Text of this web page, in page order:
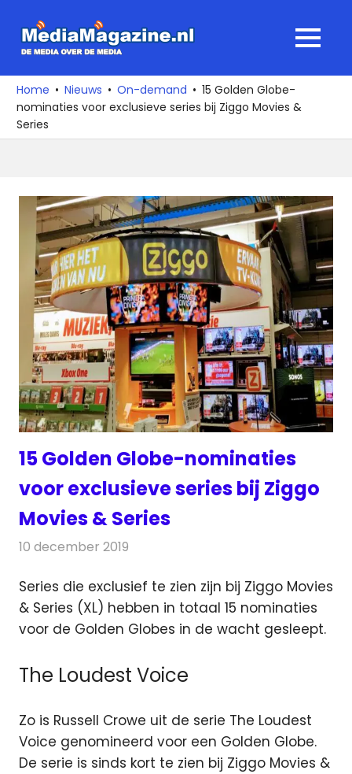
naar
media
over
de
media
MENU
Home Nieuws On-demand
15 Golden Globe-
nominaties voor exclusieve series bij Ziggo Movies &
Series
15 Golden Globe-nominaties
voor exclusieve series bij Ziggo
Movies & Series
10 december 2019
Series die exclusief te zien zijn bij Ziggo Movies
& Series (XL) hebben in totaal 15 nominaties
voor de Golden Globes in de wacht gesleept.
The Loudest Voice
Zo is Russell Crowe uit de serie The Loudest
Voice genomineerd voor een Golden Globe.
De serie is sinds kort te zien bij Ziggo Movies &